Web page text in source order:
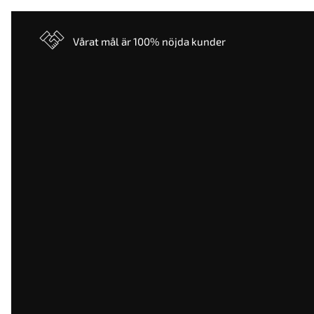
Vårat mål är 100% nöjda kunder